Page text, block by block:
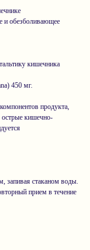
и обезболивающее
кишечника
450 мг.
продукта,
острые кишечно-
запивая стаканом воды.
прием в течение